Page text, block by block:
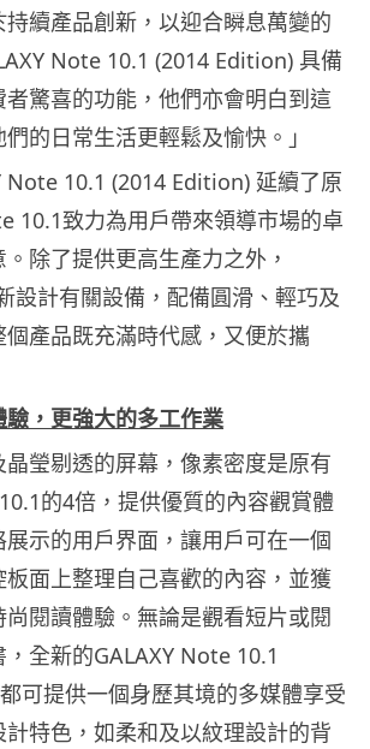
續產品創新， 以迎合瞬息萬變的
Note 10.1 (2014 Edition) 具備
驚喜的功能， 他們亦會明白到這
的日常生活更輕鬆及愉快。」
Note 10.1 (2014 Edition) 延續了原
10.1致力為用戶帶來領導市場的卓
除了提供更高生產力之外，
設計有關設備， 配備圓滑、輕巧及
產品既充滿時代感， 又便於攜
，更強大的多工作業
瑩剔透的屏幕，像素密度是原有
的4倍，提供優質的內容觀賞體
示的用戶界面， 讓用戶可在一個
面上整理自己喜歡的內容， 並獲
閱讀體驗。 無論是觀看短片或閱
全新的GALAXY Note 10.1
可提供一個身歷其境的多媒體享受
特色， 如柔和及以紋理設計的背